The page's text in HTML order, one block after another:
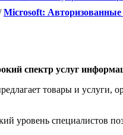
Microsoft:
спектр услуг
товары и
уровень специалистов